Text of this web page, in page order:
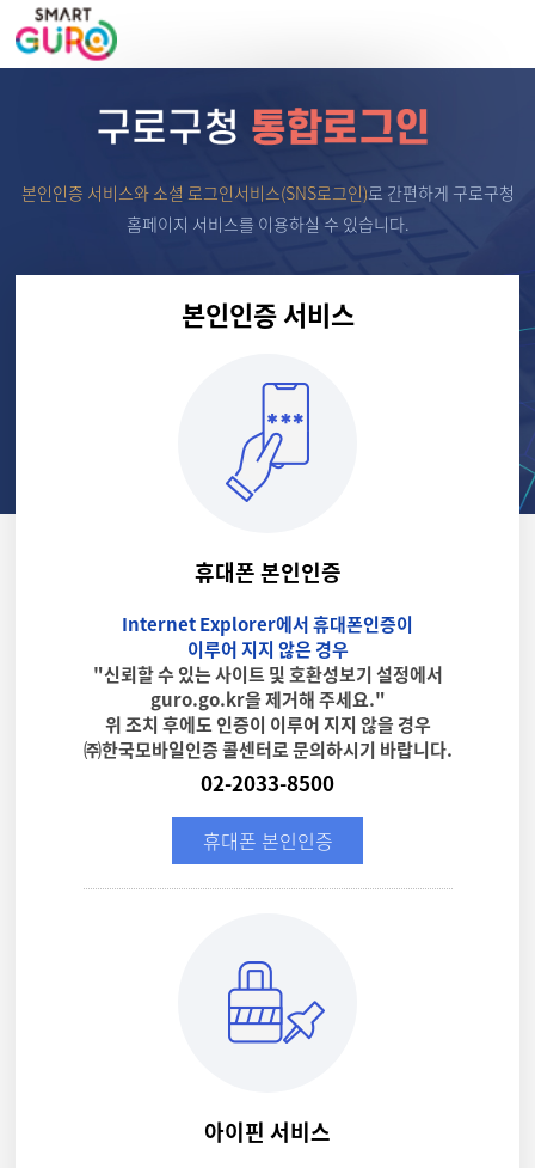
본인인증 서비스와 소셜 로그인서비스(SNS로그인)로 간편하게 구로구청
홈페이지 서비스를 이용하실 수 있습니다.
본인인증 서비스
휴대폰 본인인증
Internet Explorer에서 휴대폰인증이
이루어 지지 않은 경우
"신뢰할 수 있는 사이트 및 호환성보기 설정에서
guro.go.kr을 제거해 주세요."
위 조치 후에도 인증이 이루어 지지 않을 경우
㈜한국모바일인증 콜센터로 문의하시기 바랍니다.
02-2033-8500
휴대폰 본인인증
아이핀 서비스